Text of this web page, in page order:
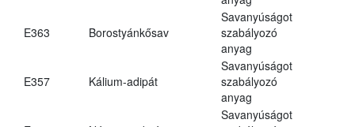
E363 Borostyánkősav
Savanyúságot
szabályozó
anyag
E357 Kálium-adipát
Savanyúságot
szabályozó
anyag
Savanyúságot